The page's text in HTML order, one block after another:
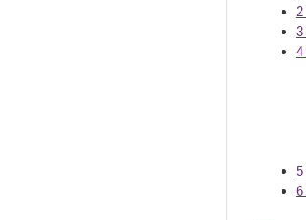
2
3
4
5
6